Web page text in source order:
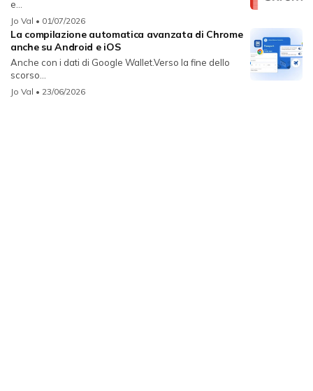
e...
Jo Val • 01/07/2026
La compilazione automatica avanzata di Chrome
anche su Android e iOS
Anche con i dati di Google Wallet.Verso la fine dello
scorso...
Jo Val • 23/06/2026